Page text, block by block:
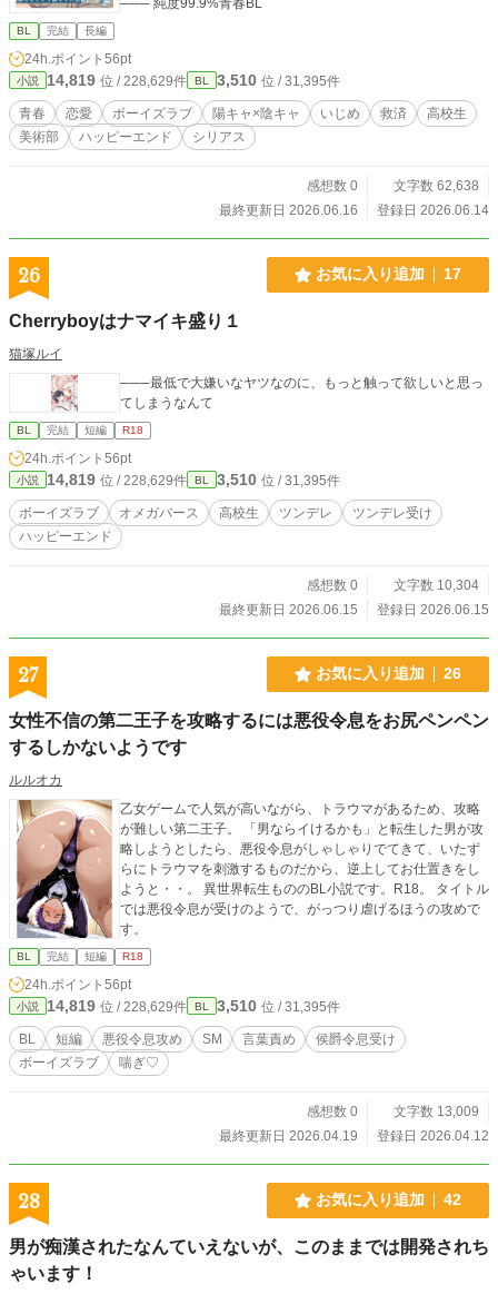
─── 純度99.9%青春BL
BL 完結 長編
24h.ポイント 56pt
小説 14,819 位 / 228,629件 BL 3,510 位 / 31,395件
青春 恋愛 ボーイズラブ 陽キャ×陰キャ いじめ 救済
高校生
美術部
ハッピーエンド シリアス
感想数 0
文字数 62,638
最終更新日 2026.06.16
登録日 2026.06.14
26 お気に入り追加 17
Cherryboyはナマイキ盛り１
猫塚ルイ
───最低で大嫌いなヤツなのに、もっと触って欲しいと思っ
てしまうなんて
BL 完結 短編 R18
24h.ポイント 56pt
小説 14,819 位 / 228,629件 BL 3,510 位 / 31,395件
ボーイズラブ オメガバース 高校生 ツンデレ
ツンデレ受け
ハッピーエンド
感想数 0
文字数 10,304
最終更新日 2026.06.15
登録日 2026.06.15
27 お気に入り追加 26
女性不信の第二王子を攻略するには悪役令息をお尻ペンペン
するしかないようです
ルルオカ
乙女ゲームで人気が高いながら、トラウマがあるため、攻略
が難しい第二王子。 「男ならイけるかも」と転生した男が攻
略しようとしたら、悪役令息がしゃしゃりでてきて、いたず
らにトラウマを刺激するものだから、逆上してお仕置きをし
ようと・・。 異世界転生もののBL小説です。R18。 タイトル
では悪役令息が受けのようで、がっつり虐げるほうの攻めで
す。
BL 完結 短編 R18
24h.ポイント 56pt
小説 14,819 位 / 228,629件 BL 3,510 位 / 31,395件
BL 短編 悪役令息攻め SM 言葉責め
侯爵令息受け
ボーイズラブ
喘ぎ♡
感想数 0
文字数 13,009
最終更新日 2026.04.19
登録日 2026.04.12
28 お気に入り追加 42
男が痴漢されたなんていえないが、このままでは開発されち
ゃいます！